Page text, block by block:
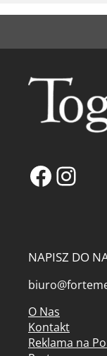
NAPISZ DO
O Nas
Kontakt
Reklama na